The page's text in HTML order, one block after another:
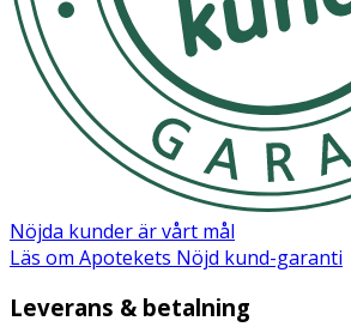
Phenoxyethanol, Laureth-4, Citric
Sorbate, Sodium Benzoate, Formic
Cannabis sativa seed oil,
Nöjda kunder är vårt mål
Läs om Apotekets Nöjd kund-garanti
Leverans & betalning